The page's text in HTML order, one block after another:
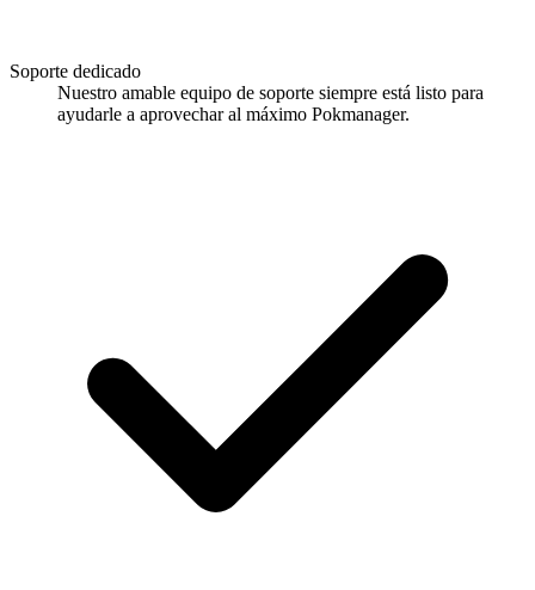
Soporte dedicado
Nuestro amable equipo de soporte siempre está listo para
ayudarle a aprovechar al máximo Pokmanager.